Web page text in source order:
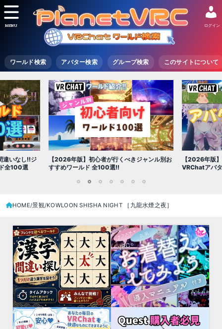
ワールド検索 アバター検索 グループ検索 このサイトについて
ログイン
MENU
年版】初心者が行くべきジャンル別お
めワールド 全100選!!
【2026年版】初心者必見!!無料で
VRChatアバター（アバターワール
HOME 景観 KOWLOON SHISHA NIGHT ［九龍水煙之夜］